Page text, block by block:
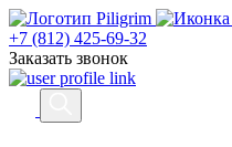
+7 (812) 425-69-32
Заказать звонок